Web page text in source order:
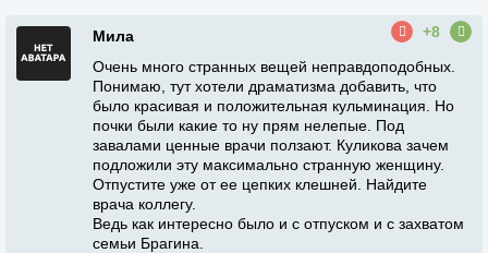
Мила
+8
Очень много странных вещей неправдоподобных.
Понимаю, тут хотели драматизма добавить, что
было красивая и положительная кульминация. Но
почки были какие то ну прям нелепые. Под
завалами ценные врачи ползают. Куликова зачем
подложили эту максимально странную женщину.
Отпустите уже от ее цепких клешней. Найдите
врача коллегу.
Ведь как интересно было и с отпуском и с захватом
семьи Брагина.